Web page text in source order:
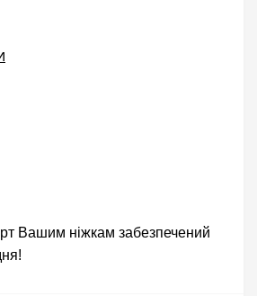
Вашим ніжкам забезпечений